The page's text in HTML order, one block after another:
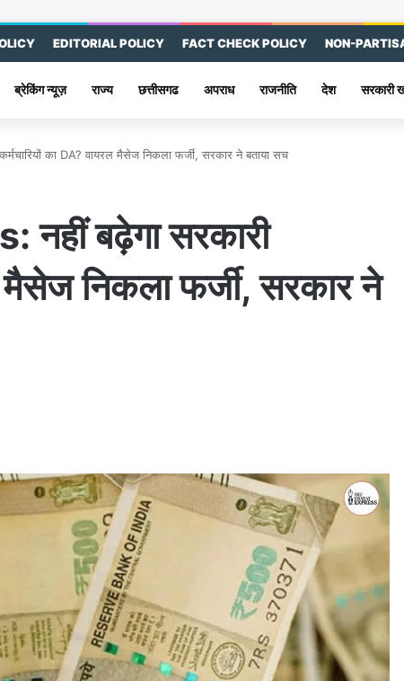
EDITORIAL POLICY FACT CHECK POLICY NON-
ब्रेकिंग न्यूज़ राज्य छत्तीसगढ अपराध राजनीति देश सरकारी
का DA? वायरल मैसेज निकला फर्जी, सरकार ने बताया सच
बढ़ेगा सरकारी
मैसेज निकला फर्जी, सरकार ने